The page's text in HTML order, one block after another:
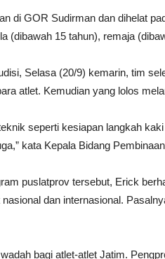
di GOR Sudirman dan dihelat
(dibawah 15 tahun), remaja
Selasa (20/9) kemarin, tim
atlet. Kemudian yang lolos
seperti kesiapan langkah
kata Kepala Bidang
puslatprov tersebut, Erick
dan internasional.
bagi atlet-atlet Jatim.